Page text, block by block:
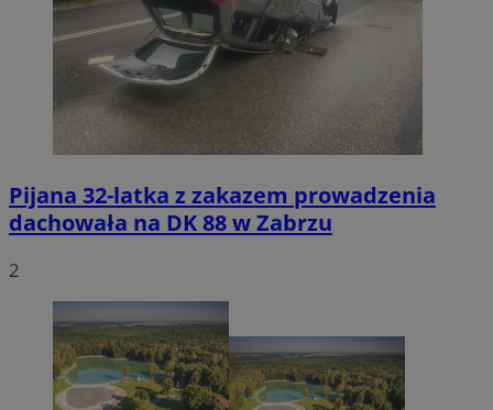
Pijana 32-latka z zakazem prowadzenia
dachowała na DK 88 w Zabrzu
2